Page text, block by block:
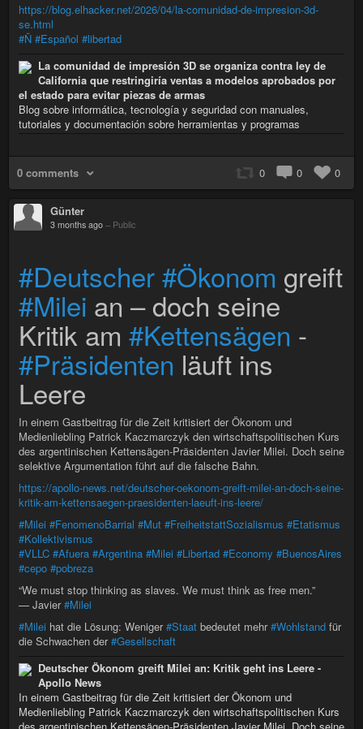
https://blog.elhacker.net/2026/04/la-comunidad-de-impresion-3d-
se.html
#Ñ #Español #libertad
La comunidad de impresión 3D se organiza contra ley de
California que restringiría ventas a modelos aprobados por
el estado para evitar piezas de armas
Blog sobre informática, tecnología y seguridad con manuales,
tutoriales y documentación sobre herramientas y programas
0 comments 0 0 0
Günter
3 months ago – Public
#Deutscher#Ökonom greift
#Milei an – doch seine
Kritik am #Kettensägen -
#Präsidenten läuft ins
Leere
In einem Gastbeitrag für die Zeit kritisiert der Ökonom und
Medienliebling Patrick Kaczmarczyk den wirtschaftspolitischen Kurs
des argentinischen Kettensägen-Präsidenten Javier Milei. Doch seine
selektive Argumentation führt auf die falsche Bahn.
https://apollo-news.net/deutscher-oekonom-greift-milei-an-doch-seine-
kritik-am-kettensaegen-praesidenten-laeuft-ins-leere/
#Milei #FenomenoBarrial #Mut #FreiheitstattSozialismus #Etatismus
#Kollektivismus
#VLLC #Afuera #Argentina #Milei #Libertad #Economy #BuenosAires
#cepo #pobreza
“We must stop thinking as slaves. We must think as free men.”
— Javier#Milei
#Milei hat die Lösung: Weniger#Staat bedeutet mehr#Wohlstand für
die Schwachen der#Gesellschaft
Deutscher Ökonom greift Milei an: Kritik geht ins Leere -
Apollo News
In einem Gastbeitrag für die Zeit kritisiert der Ökonom und
Medienliebling Patrick Kaczmarczyk den wirtschaftspolitischen Kurs